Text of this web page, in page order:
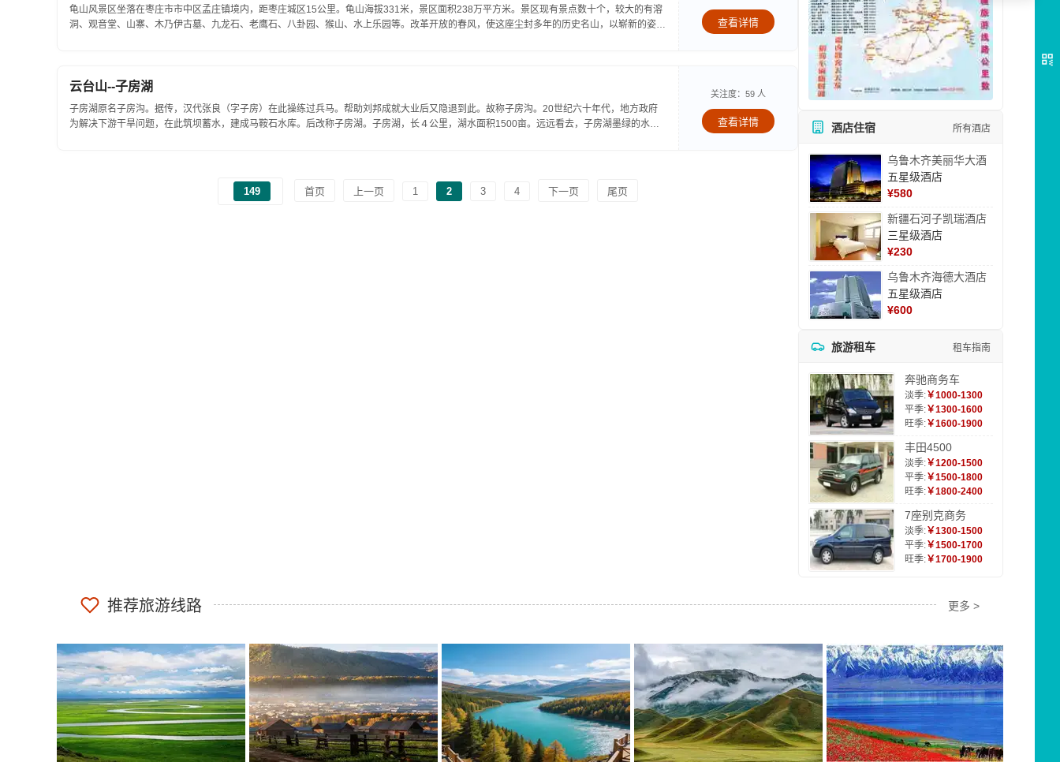
龟山风景区坐落在枣庄市市中区孟庄镇境内，距枣庄城区15公里。龟山海拔331米，景区面积238万平方米。景区现有景点数十个，较大的有溶
洞、观音堂、山寨、木乃伊古墓、九龙石、老鹰石、八卦园、猴山、水上乐园等。改革开放的春风，使这座尘封多年的历史名山，以崭新的姿
查看详情
云台山--子房湖
子房湖原名子房沟。据传，汉代张良（字子房）在此操练过兵马。帮助刘邦成就大业后又隐退到此。故称子房沟。20世纪六十年代，地方政府
为解决下游干旱问题，在此筑坝蓄水，建成马鞍石水库。后改称子房湖。子房湖，长４公里，湖水面积1500亩。远远看去，子房湖墨绿的水，
关注度：59 人
查看详情
149 首页 上一页 1 2 3 4 下一页 尾页
酒店住宿 所有酒店
乌鲁木齐美丽华大酒
五星级酒店
¥580
新疆石河子凯瑞酒店
三星级酒店
¥230
乌鲁木齐海德大酒店
五星级酒店
¥600
旅游租车 租车指南
奔驰商务车
淡季:￥1000-1300
平季:￥1300-1600
旺季:￥1600-1900
丰田4500
淡季:￥1200-1500
平季:￥1500-1800
旺季:￥1800-2400
7座别克商务
淡季:￥1300-1500
平季:￥1500-1700
旺季:￥1700-1900
推荐旅游线路 更多 >